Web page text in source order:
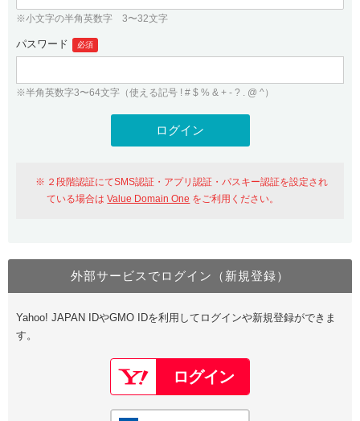
プレミアムドメイン
人気ドメインの種類
WHOIS検索
バリュードメインAPI
ドメイン・ホスティングOEM
従来のバリュードメインをご利用希望の方
Value Domainにログイン
おすすめ One レンタルサーバーを含む最新の機能を使う方
Value Domain Oneにログイン
Google
GMO ID Amazon
ユーザー登録
Value Domain Oneアカウント作成
以下でも登録可能
Google Yahoo!
※小文字の半角英数字 3〜32文字
パスワード 必須
※半角英数字3〜64文字（使える記号 ! # $ % & + - ? . @ ^）
２段階認証にてSMS認証・アプリ認証・パスキー認証を設定され
ている場合はValue Domain One をご利用ください。
外部サービスでログイン（新規登録）
Yahoo! JAPAN IDやGMO IDを利用してログインや新規登録ができま
す。